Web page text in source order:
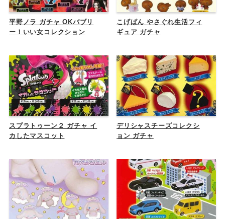
平野ノラ ガチャ OKバブリ
ー！いい女コレクション
こげぱん やさぐれ生活フィ
ギュア ガチャ
スプラトゥーン２ ガチャ イ
カしたマスコット
デリシャスチーズコレクシ
ョン ガチャ